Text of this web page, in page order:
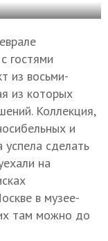
гостями
из восьми-
из которых
Коллекция,
и
сделать
на
в музее-
там можно до